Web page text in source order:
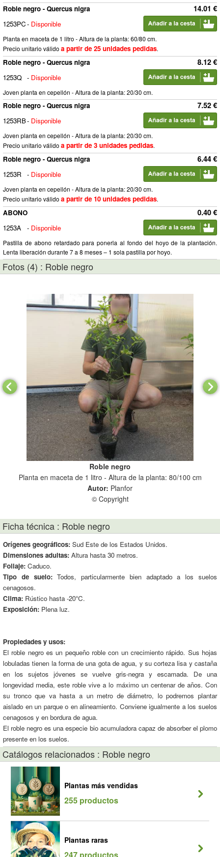
14.01 €
Roble negro - Quercus nigra
1253PC- Disponible
Planta en maceta de 1 litro - Altura de la planta: 60/80 cm.
Precio unitario válido a partir de 25 unidades pedidas.
8.12 €
Roble negro - Quercus nigra
1253Q - Disponible
Joven planta en cepellón - Altura de la planta: 20/30 cm.
7.52 €
Roble negro - Quercus nigra
1253RB- Disponible
Joven planta en cepellón - Altura de la planta: 20/30 cm.
Precio unitario válido a partir de 3 unidades pedidas.
6.44 €
Roble negro - Quercus nigra
1253R
- Disponible
Joven planta en cepellón - Altura de la planta: 20/30 cm.
Precio unitario válido a partir de 10 unidades pedidas.
0.40 €
ABONO
1253A
- Disponible
Pastilla de abono retardado para ponerla al fondo del hoyo de la plantación.
Lenta liberación durante 7 a 8 meses – 1 sola pastilla por hoyo.
Fotos (4) : Roble negro
Roble negro
Planta en maceta de 1 litro - Altura de la planta: 80/100 cm
Autor: Planfor
© Copyright
Ficha técnica : Roble negro
Orígenes geográficos: Sud Este de los Estados Unidos.
Dimensiones adultas: Altura hasta 30 metros.
Follaje: Caduco.
Tipo de suelo:Todos, particularmente bien adaptado a los suelos
cenagosos.
Clima: Rústico hasta -20°C.
Exposición: Plena luz.
Propiedades y usos:
El roble negro es un pequeño roble con un crecimiento rápido. Sus hojas
lobuladas tienen la forma de una gota de agua, y su corteza lisa y castaña
en los sujetos jóvenes se vuelve gris-negra y escamada. De una
longevidad media, este roble vive a lo máximo un centenar de años. Con
su tronco que va hasta a un metro de diámetro, lo podremos plantar
aislado en un parque o en alineamiento. Conviene igualmente a los suelos
cenagosos y en bordura de agua.
El roble negro es una especie bio acumuladora capaz de absorber el plomo
presente en los suelos.
Catálogos relacionados : Roble negro
Plantas más vendidas
255 productos
Plantas raras